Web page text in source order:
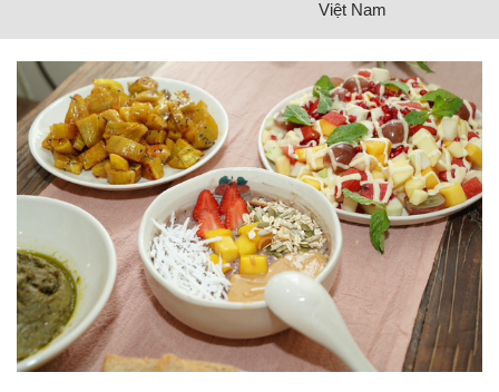
Việt Nam